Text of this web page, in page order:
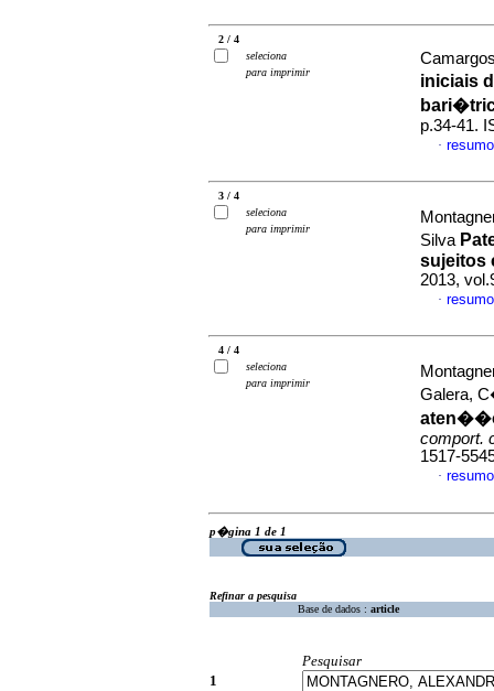
2 / 4
seleciona
para imprimir
iniciais
p.34-41.
·
3 / 4
seleciona
para imprimir
Silva
sujeitos
2013,
·
4 / 4
seleciona
para imprimir
Galera,
comport.
1517-
·
p�gina 1 de 1
Refinar a pesquisa
Base de dados : article
Pesquisar
1